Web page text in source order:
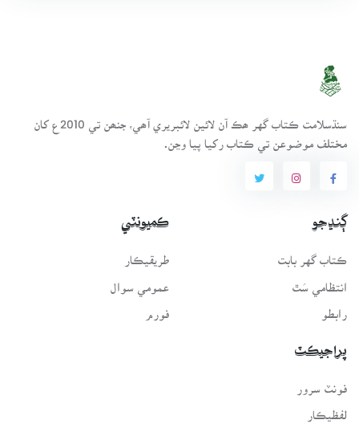
سنڌسلامت ڪتاب گهر ھڪ آن لائين لائبريري آھي، جنھن تي 2010ع کان
مختلف موضوعن تي ڪتاب رکيا پيا وڃن.
ڳنڍجو
ڪتاب گهر بابت
انتظامي سَٿ
رابطو
ڪميونٽي
طريقيڪار
عمومي سوال
فورم
پراجيڪٽ
لفظيڪار